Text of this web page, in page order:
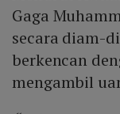
Gaga
secara diam-
berkencan
mengambil